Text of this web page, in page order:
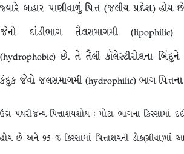
જ્યારે બહાર પાણીવાળું પિત્ત (જલીય પ્રદેશ) હોય છે.
જેનો દાંડીભાગ તૈલસમાગમી
(hydrophobic) છે. તે તૈલી કૉલેસ્ટીરોલના
કંદુક જેવો જલસમાગમી (hydrophilic) ભાગ
ઉગ્ર પથરીજન્ય પિત્તાશયશોથ : મોટા ભાગના કિસ્સામાં
હોય છે અને 95 % કિસ્સામાં પિત્તાશયની ડોક(ગ્રીવા)માં